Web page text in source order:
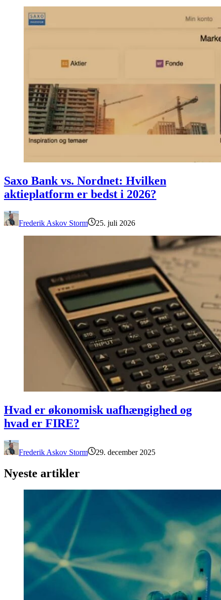
Saxo Bank vs. Nordnet: Hvilken
aktieplatform er bedst i 2026?
Frederik Askov Storm 25. juli 2026
Hvad er økonomisk uafhængighed og
hvad er FIRE?
Frederik Askov Storm 29. december 2025
Nyeste artikler